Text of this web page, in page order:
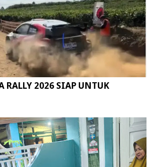
RALLY 2026 SIAP UNTUK